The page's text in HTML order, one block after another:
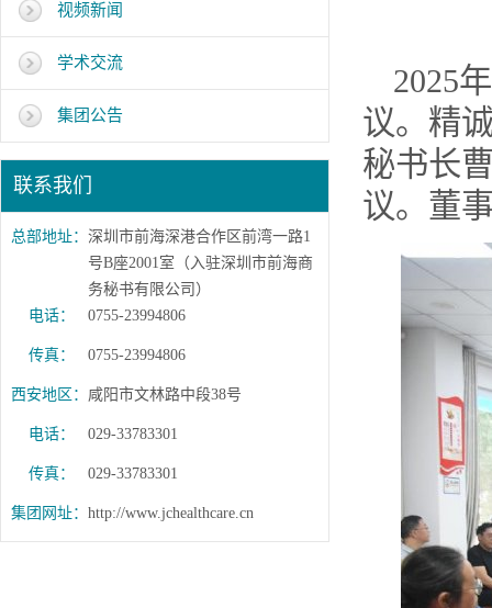
视频新闻
学术交流
集团公告
联系我们
总部地址： 深圳市前海深港合作区前湾一路1
号B座2001室（入驻深圳市前海商
务秘书有限公司）
电话：
0755-23994806
传真： 0755-23994806
西安地区： 咸阳市文林路中段38号
电话： 029-33783301
传真： 029-33783301
集团网址： http://www.jchealthcare.cn
2025
议。精
秘书长
议。董